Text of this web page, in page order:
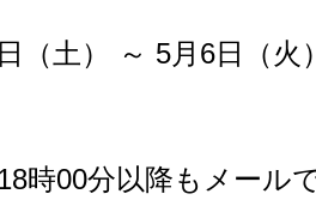
（土） ～ 5月6日（
時00分以降もメール